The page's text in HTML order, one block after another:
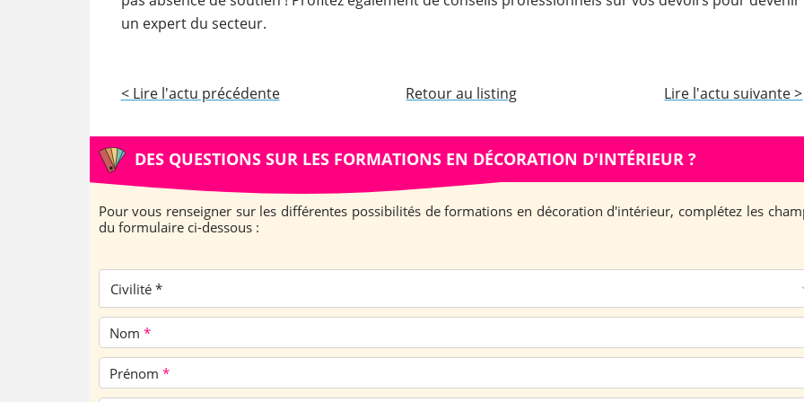
un expert du secteur.
< Lire l'actu précédente Retour au listing Lire l'actu suivante >
DES QUESTIONS SUR LES FORMATIONS EN DÉCORATION D'INTÉRIEUR ?
Pour vous renseigner sur les différentes possibilités de formations en décoration d'intérieur, complétez les
du formulaire ci-dessous :
Civilité *
Nom *
Prénom *